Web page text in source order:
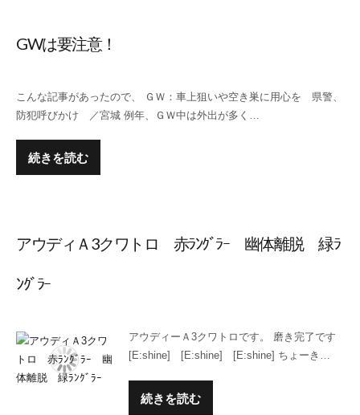
GWは要注意！
こんな記事があったので、 ＧＷ：車上狙いや空き巣に用心を 県警、
防犯呼びかけ ／宮城 例年、ＧＷ中は外出が多く…
続きを読む
アウディＡ3クワトロ 赤ﾗﾝｸﾞﾗｰ 幽体離脱 緑ﾗ
ﾝｸﾞﾗｰ
アウディーＡ3クワトロです。 磨き完了です
[E:shine] [E:shine] [E:shine] ちょーき…
続きを読む